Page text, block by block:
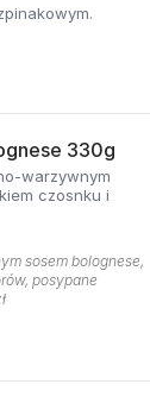
330g
warzywnym
czosnku i
sosem bolognese,
posypane